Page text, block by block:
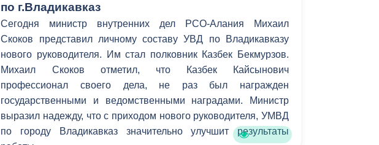
наличие и состояние урн для мусора, состояние опор
освещения.
по г.Владикавказ
Сегодня министр внутренних дел РСО-Алания Михаил
Скоков представил личному составу УВД по Владикавказу
нового руководителя. Им стал полковник Казбек Бекмурзов.
Михаил Скоков отметил, что Казбек Кайсынович
профессионал своего дела, не раз был награжден
государственными и ведомственными наградами. Министр
выразил надежду, что с приходом нового руководителя, УМВД
по городу Владикавказ значительно улучшит результаты